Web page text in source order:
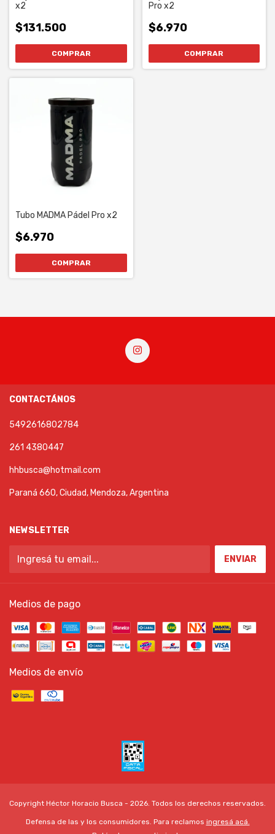
x2
$131.500
Pro x2
$6.970
Tubo MADMA Pádel Pro x2
$6.970
CONTACTÁNOS
5492616802784
261 4380447
hhbusca@hotmail.com
Paraná 660, Ciudad, Mendoza, Argentina
NEWSLETTER
Medios de pago
Medios de envío
Copyright Héctor Horacio Busca - 2026. Todos los derechos reservados.
Defensa de las y los consumidores. Para reclamos ingresá acá.